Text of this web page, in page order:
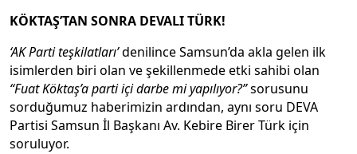
KÖKTAŞ’TAN SONRA DEVALI TÜRK!
‘AK Parti teşkilatları’denilince Samsun’da akla gelen ilk
isimlerden biri olan ve şekillenmede etki sahibi olan
“Fuat Köktaş’a parti içi darbe mi yapılıyor?”sorusunu
sorduğumuz haberimizin ardından, aynı soru DEVA
Partisi Samsun İl Başkanı Av. Kebire Birer Türk için
soruluyor.